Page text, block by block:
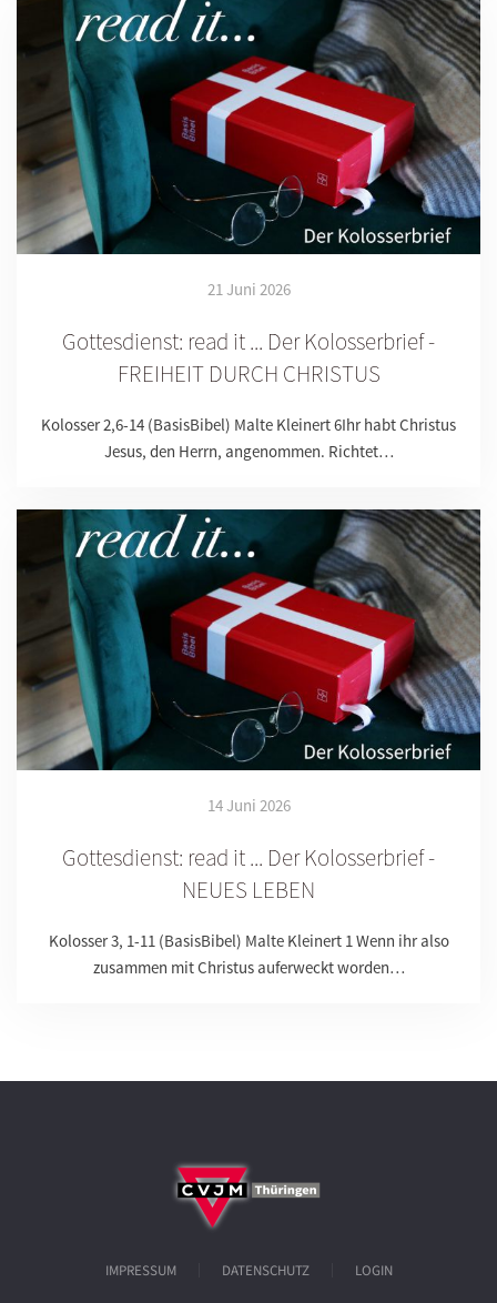
21 Juni 2026
Gottesdienst: read it ... Der Kolosserbrief -
FREIHEIT DURCH CHRISTUS
Kolosser 2,6-14 (BasisBibel) Malte Kleinert 6Ihr habt Christus
Jesus, den Herrn, angenommen. Richtet…
14 Juni 2026
Gottesdienst: read it ... Der Kolosserbrief -
NEUES LEBEN
Kolosser 3, 1-11 (BasisBibel) Malte Kleinert 1 Wenn ihr also
zusammen mit Christus auferweckt worden…
IMPRESSUM DATENSCHUTZ LOGIN